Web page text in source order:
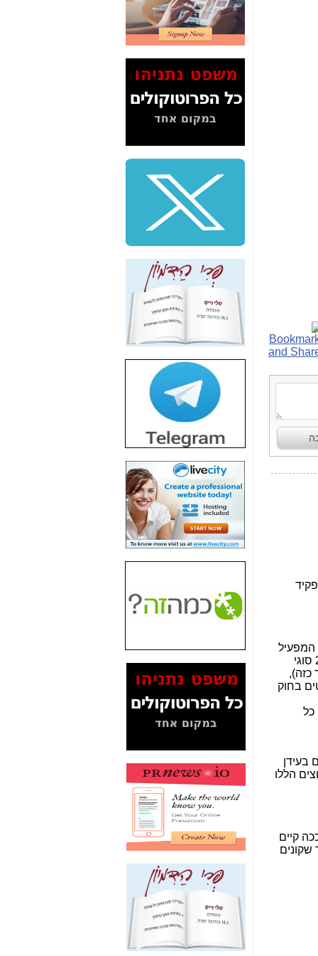
2" על תעלולי השר
משה כחלון -כאן
המשך חשיפת הבלוף
ששמו "מהפיכת
הסלולר" ואיך מסרסים
את הנתונים לציבור -
כאן
סיכום ביקור בסיליקון
משקיעות ומפתחות
באותם תחומים -כאן
שלמה פילבר (עד
לאחרונה מנכ"ל משרד
התקשורת) - עד
מדינה? הצחקתם
"יש אפליה בחקירה"?
חשיפה: למה השר
משה כחלון לא נחקר
עד היום? -
כאן
חשיפת חשד לשחיתות
הדומה לזו של "תיק
הסלולר -כאן
חשיפת מה שלא
רוצים שתדעו בעניין
פריסת אנלימיטד
(בניחוח בלתי נסבל) -
כאן
חשיפה: איוב קרא
אישר לקבוצת סלקום
בדיוק מה שביבי אישר
כאן
האם השר איוב קרא
היה צריך בכלל לחתום
האם ביבי וקרא קבלו
בכלל תמורה עבור
ההטבות הרגולטוריות
המסמכים בנושא בזק-
Yes (תיק 4000)
מוכיחים "תפירת תיק"
לאיש הלא נכון! -כאן
עובדות ומסמכים
האם ביבי כשר
תקשורת עזר לקב'
בזק? -כאן
מה מקור ה-Fake
News שהביא לתפירת
תיק לביבי והעלמת
החשודים הנכונים -כאן
אחת הרגליים של "תיק
4000 התפור"
התמוטטה היום
בניצחון (כפול) של בזק
-
כאן
איך כתבות מפנקות